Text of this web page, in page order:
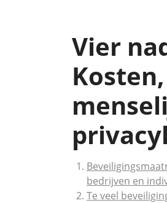
Vier
bedrijven en
Te veel